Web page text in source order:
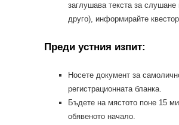
заглушава текста за
друго), информирайте
Преди устния изпит:
Носете документ за
регистрационната бланка.
Бъдете на мястото поне 15
обявеното начало.